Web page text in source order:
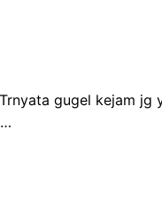
gugel kejam jg